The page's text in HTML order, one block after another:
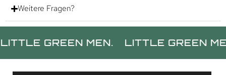
Weitere Fragen?
GREEN MEN. LITTLE GREEN MEN.